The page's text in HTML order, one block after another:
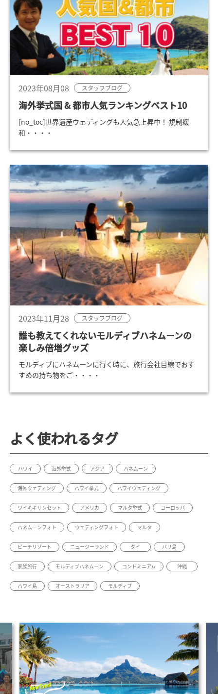
2023年08月08 スタッフブログ
海外挙式国 & 都市人気ランキングベスト10
[no_toc]世界遺産ウェディングも人気急上昇中！ 規制緩
和・・・・
2023年11月28 スタッフブログ
誰も教えてくれないモルディブハネムーンの
楽しみ倍増グッズ
モルディブにハネムーンに行く時に、旅行会社目線でおす
すめの持ち物をご・・・・
よく使われるタグ
ハワイ 海外挙式 アジア ハネムーン
海外ウェディング ハワイ挙式 ハワイウェディング
ワイキキサンセット アメリカ マルタ挙式 ヨーロッパ
ハネムーンフォト ウェディングフォト マルタ
ビーチリゾート ニュージーランド タイ バリ島
家族旅行 モルディブハネムーン コンドミニアム 沖縄
ハワイ島 オーストラリア モルディブ